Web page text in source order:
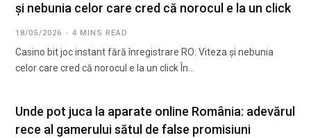
și nebunia celor care cred că norocul e la un click
18/05/2026 4 MINS READ
Casino bit joc instant fără înregistrare RO: Viteza și nebunia
celor care cred că norocul e la un click În…
Unde pot juca la aparate online România: adevărul
rece al gamerului sătul de false promisiuni